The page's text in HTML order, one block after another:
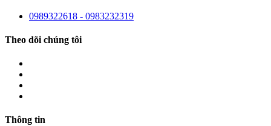
0989322618 - 0983232319
Theo dõi chúng tôi
Thông tin